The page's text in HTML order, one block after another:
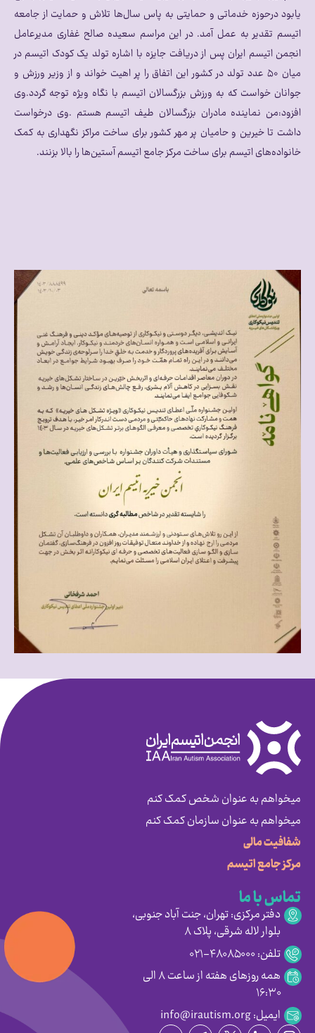
یابود درحوزه خدماتی و حمایتی به پاس سال‌ها تلاش و حمایت از جامعه
اتیسم تقدیر به عمل آمد. در این مراسم سعیده صالح غفاری مدیرعامل
انجمن اتیسم ایران پس از دریافت جایزه با اشاره تولد یک کودک اتیسم در
میان ۵۰ عدد تولد در کشور این اتفاق را پر اهیت خواند و از وزیر ورزش و
جوانان خواست که به ورزش بزرگسالان اتیسم با نگاه ویژه توجه گردد.وی
افزود:من نماینده مادران بزرگسالان طیف اتیسم هستم .وی درخواست
داشت تا خیرین و حامیان پر مهر کشور برای ساخت مراکز نگهداری به کمک
خانواده‌های اتیسم برای ساخت مرکز جامع اتیسم آستین‌ها را بالا بزنند.
میخواهم به عنوان شخص کمک کنم
میخواهم به عنوان سازمان کمک کنم
شفافیت مالی
مرکز جامع اتیسم
تماس با ما
دفتر مرکزی: تهران، جنت آباد جنوبی،
بلوار لاله شرقی، پلاک ۸
تلفن: ۴۸۰۸۵۰۰۰-۰۲۱
همه روزهای هفته از ساعت ۸ الی
۱۶:۳۰
ایمیل: info@irautism.org